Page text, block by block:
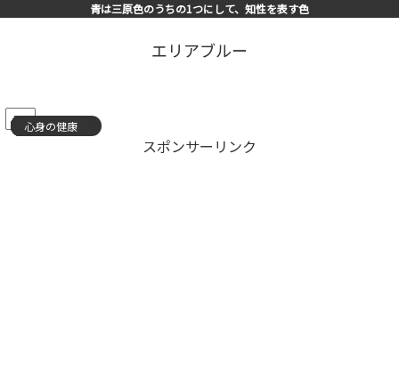
青は三原色のうちの1つにして、知性を表す色
エリアブルー
PR
スポンサーリンク
心身の健康
心身の健康
心身の健康
心身の健康
心身の健康
心身の健康
心身の健康
心身の健康
心身の健康
心身の健康
心身の健康
スキルアップ
心身の健康
心身の健康
心身の健康